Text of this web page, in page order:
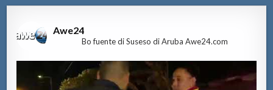
Awe24
Bo fuente di Suseso di Aruba Awe24.com